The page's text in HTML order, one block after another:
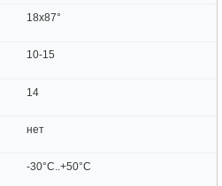
18x87°
10-15
14
нет
-30°C..+50°C